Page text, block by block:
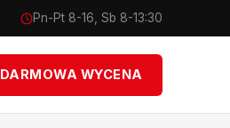
Pn-Pt 8-16, Sb 8-13:30
DARMOWA WYCENA